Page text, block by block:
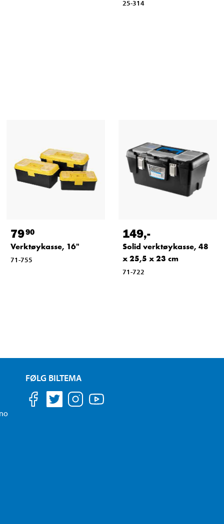
25-314
7990
Verktøykasse, 16"
71-755
149,-
Solid verktøykasse, 48
x 25,5 x 23 cm
71-722
FØLG BILTEMA